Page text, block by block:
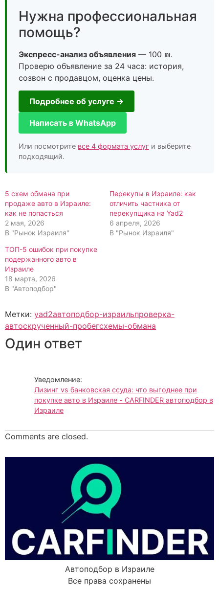
Нужна профессиональная
помощь?
Экспресс-анализ объявления — 100 ₪.
Проверю объявление за 24 часа: история,
созвон с продавцом, оценка цены.
Подробнее об услуге →
Написать в WhatsApp
Или посмотрите все 4 формата услуг и выберите
подходящий.
5 схем обмана при
продаже авто в Израиле:
как не попасться
2 мая, 2026
В "Рынок Израиля"
Перекупы в Израиле: как
отличить частника от
перекупщика на Yad2
6 апреля, 2026
В "Рынок Израиля"
ТОП-5 ошибок при покупке
подержанного авто в
Израиле
18 марта, 2026
В "Автоподбор"
Метки: yad2автоподбор-израильпроверка-
автоскрученный-пробегсхемы-обмана
Один ответ
Уведомление:
Лизинг vs банковская ссуда: что выгоднее при
покупке авто в Израиле - CARFINDER автоподбор в
Израиле
Comments are closed.
Автоподбор в Израиле
Все права сохранены